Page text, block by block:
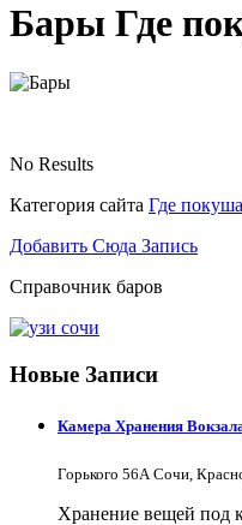
Бары Где
No Results
Категория сайта Где
Добавить Сюда Запись
Справочник баров
Новые Записи
Камера Хранения
Горького 56А Сочи,
Хранение вещей под